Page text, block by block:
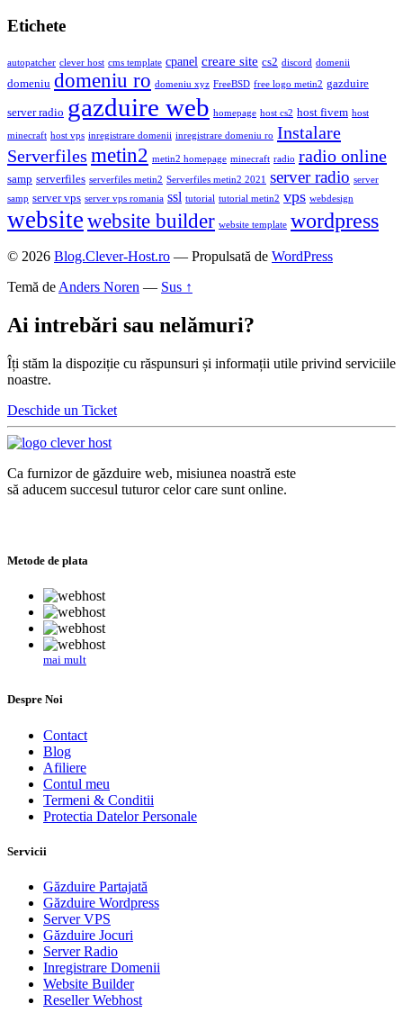
Etichete
autopatcher clever host cms template cpanel creare site cs2 discord domenii
domeniu domeniu ro domeniu xyz FreeBSD free logo metin2 gazduire
server radio gazduire web homepage host cs2 host fivem host
minecraft host vps inregistrare domenii inregistrare domeniu ro Instalare
Serverfiles metin2 metin2 homepage minecraft radio radio online
samp serverfiles serverfiles metin2 Serverfiles metin2 2021 server radio server
samp server vps server vps romania ssl tutorial tutorial metin2 vps webdesign
website website builder website template wordpress
© 2026 Blog.Clever-Host.ro — Propulsată de WordPress
Temă de Anders Noren — Sus ↑
Ai intrebări sau nelămuri?
Îți stăm la dispoziție cu răspunsuri și informații utile privind serviciile
noastre.
Deschide un Ticket
Ca furnizor de găzduire web, misiunea noastră este
să aducem succesul tuturor celor care sunt online.
Metode de plata
mai mult
Despre Noi
Contact
Blog
Afiliere
Contul meu
Termeni & Conditii
Protectia Datelor Personale
Servicii
Găzduire Partajată
Găzduire Wordpress
Server VPS
Găzduire Jocuri
Server Radio
Inregistrare Domenii
Website Builder
Reseller Webhost